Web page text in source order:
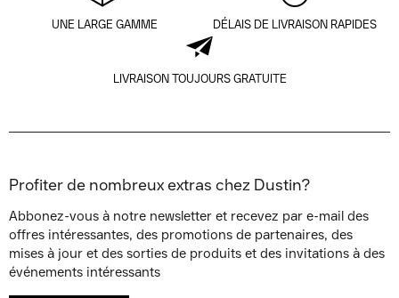
UNE LARGE GAMME DÉLAIS DE LIVRAISON RAPIDES
LIVRAISON TOUJOURS GRATUITE
Profiter de nombreux extras chez Dustin?
Abbonez-vous à notre newsletter et recevez par e-mail des
offres intéressantes, des promotions de partenaires, des
mises à jour et des sorties de produits et des invitations à des
événements intéressants